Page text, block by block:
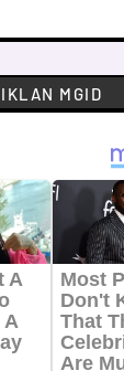
IKLAN MGID